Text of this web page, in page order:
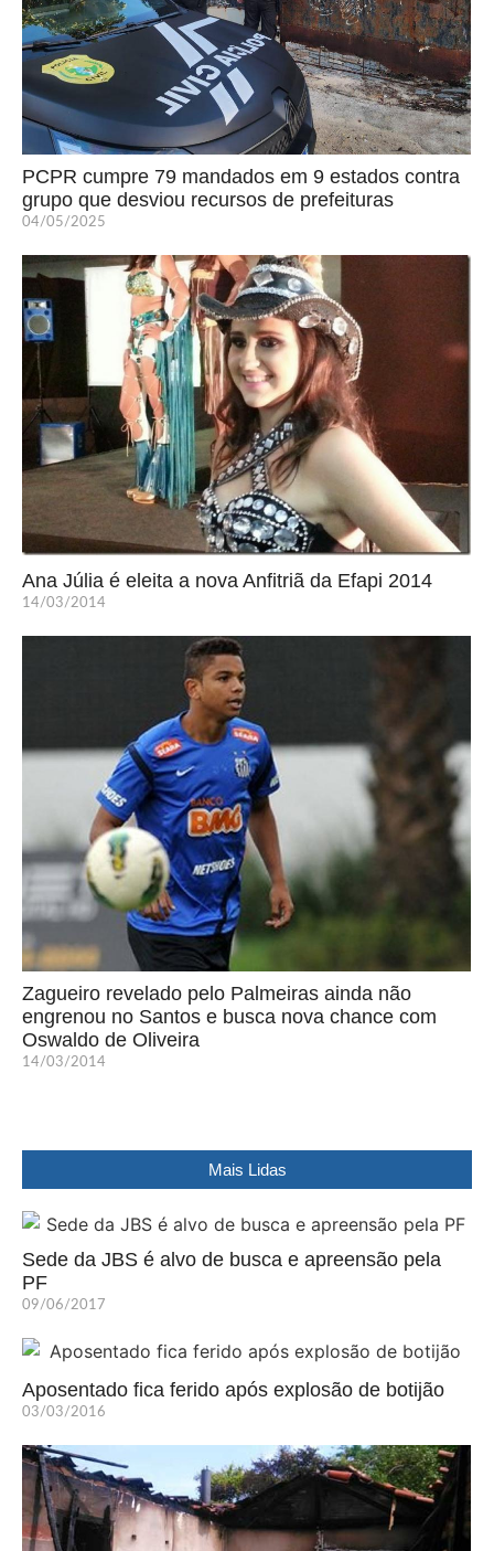
PCPR cumpre 79 mandados em 9 estados contra
grupo que desviou recursos de prefeituras
04/05/2025
Ana Júlia é eleita a nova Anfitriã da Efapi 2014
14/03/2014
Zagueiro revelado pelo Palmeiras ainda não
engrenou no Santos e busca nova chance com
Oswaldo de Oliveira
14/03/2014
Mais Lidas
Sede da JBS é alvo de busca e apreensão pela
PF
09/06/2017
Aposentado fica ferido após explosão de botijão
03/03/2016